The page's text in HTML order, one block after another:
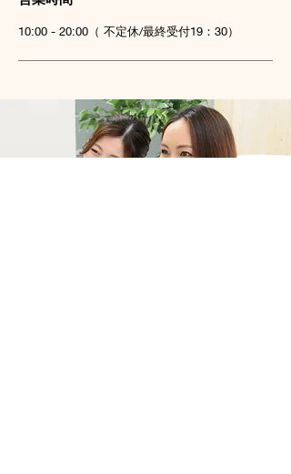
10:00 - 20:00（ 不定休/最終受付19：30）